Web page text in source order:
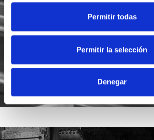
Permitir todas
Permitir la selección
Denegar